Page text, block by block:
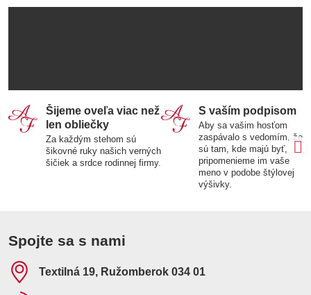
Šijeme oveľa viac než
len obliečky
Za každým stehom sú
šikovné ruky našich verných
šičiek a srdce rodinnej firmy.
S vaším podpisom
Aby sa vašim hosťom
zaspávalo s vedomím, že
sú tam, kde majú byť,
pripomenieme im vaše
meno v podobe štýlovej
výšivky.
Spojte sa s nami
Textilná 19, Ružomberok 034 01